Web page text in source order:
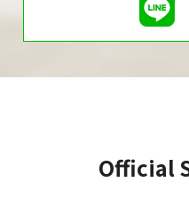
Official